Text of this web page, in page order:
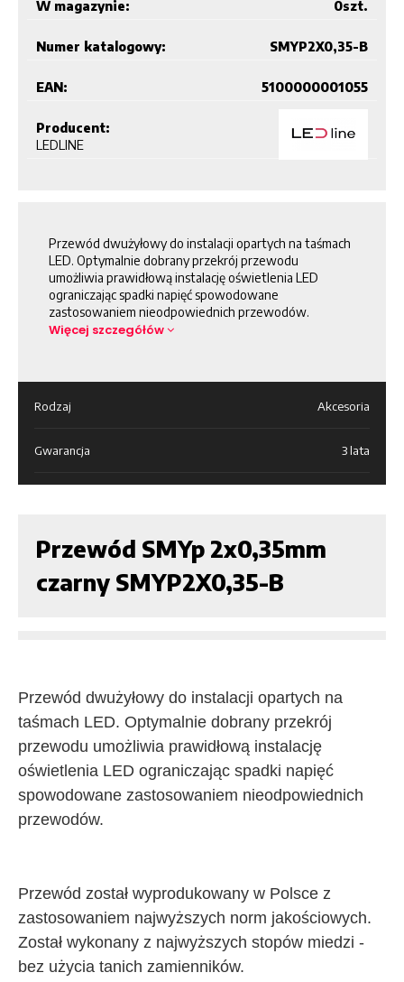
W magazynie: szt.
0
Numer katalogowy: SMYP2X0,35-B
EAN: 5100000001055
Producent:
LEDLINE
Przewód dwużyłowy do instalacji opartych na taśmach
LED. Optymalnie dobrany przekrój przewodu
umożliwia prawidłową instalację oświetlenia LED
ograniczając spadki napięć spowodowane
zastosowaniem nieodpowiednich przewodów.
Więcej szczegółów
Rodzaj Akcesoria
Gwarancja 3 lata
Przewód SMYp 2x0,35mm
czarny SMYP2X0,35-B
Przewód dwużyłowy do instalacji opartych na
taśmach LED. Optymalnie dobrany przekrój
przewodu umożliwia prawidłową instalację
oświetlenia LED ograniczając spadki napięć
spowodowane zastosowaniem nieodpowiednich
przewodów.
Przewód został wyprodukowany w Polsce z
zastosowaniem najwyższych norm jakościowych.
Został wykonany z najwyższych stopów miedzi -
bez użycia tanich zamienników.